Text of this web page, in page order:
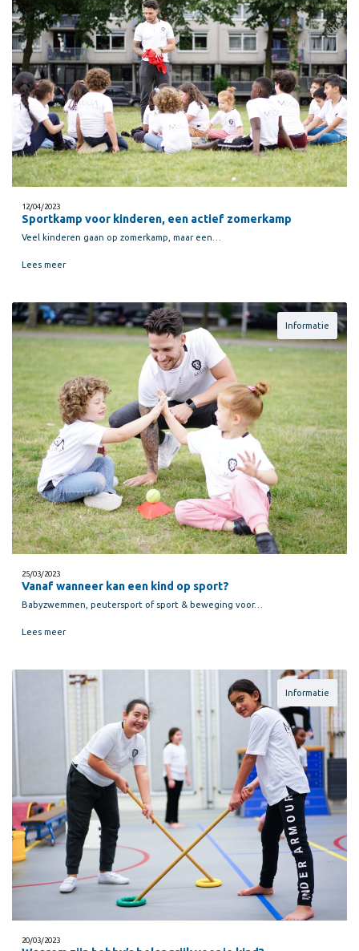
12/04/2023
Sportkamp voor kinderen, een actief zomerkamp
Veel kinderen gaan op zomerkamp, maar een…
Lees meer
Informatie
25/03/2023
Vanaf wanneer kan een kind op sport?
Babyzwemmen, peutersport of sport & beweging voor…
Lees meer
Informatie
20/03/2023